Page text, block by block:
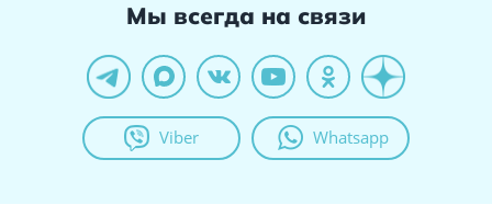
Мы всегда на связи
Viber Whatsapp